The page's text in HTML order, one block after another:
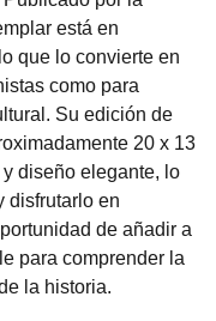
está en
que lo convierte en
como para
Su edición de
20 x 13
diseño elegante, lo
disfrutarlo en
de añadir a
para comprender la
la historia.